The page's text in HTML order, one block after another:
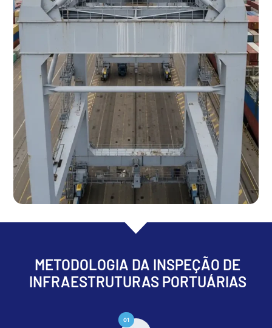
METODOLOGIA DA INSPEÇÃO DE
INFRAESTRUTURAS PORTUÁRIAS
01